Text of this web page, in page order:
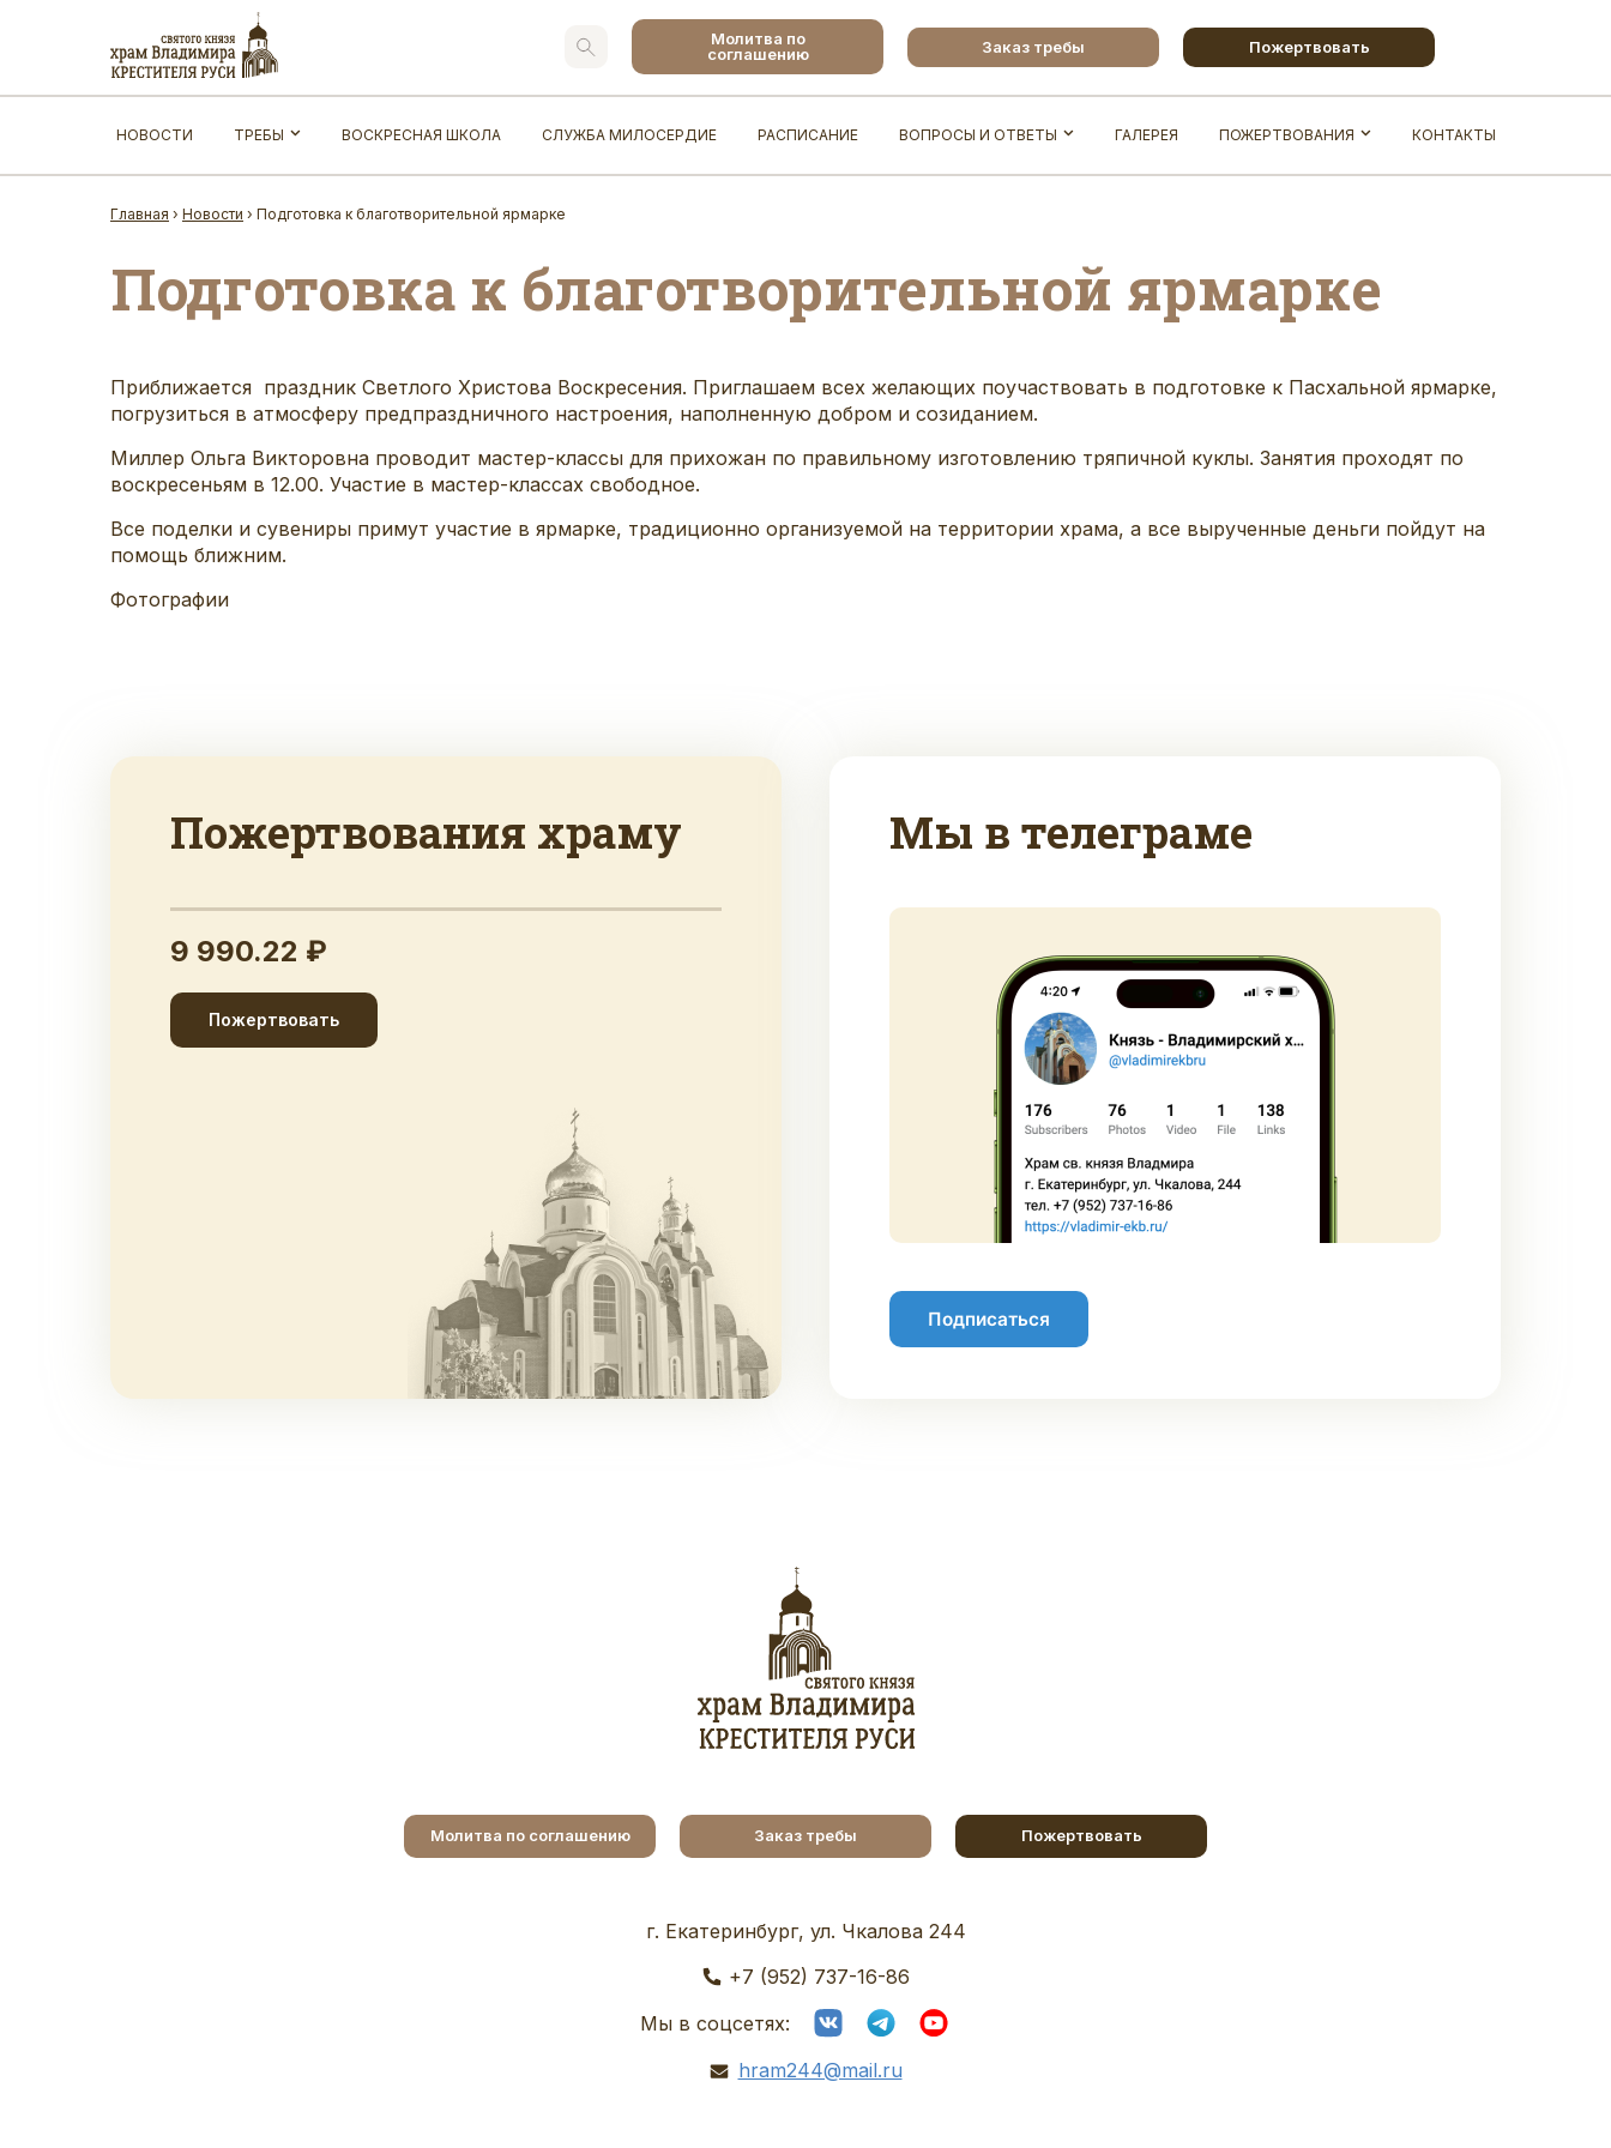
Молитва по
соглашению
Заказ требы Пожертвовать
НОВОСТИ ТРЕБЫ ВОСКРЕСНАЯ ШКОЛА СЛУЖБА МИЛОСЕРДИЕ РАСПИСАНИЕ ВОПРОСЫ И ОТВЕТЫ ГАЛЕРЕЯ ПОЖЕРТВОВАНИЯ КОНТАКТЫ
Главная › Новости › Подготовка к благотворительной ярмарке
Подготовка к благотворительной ярмарке
Приближается праздник Светлого Христова Воскресения. Приглашаем всех желающих поучаствовать в подготовке к Пасхальной ярмарке,
погрузиться в атмосферу предпраздничного настроения, наполненную добром и созиданием.
Миллер Ольга Викторовна проводит мастер-классы для прихожан по правильному изготовлению тряпичной куклы. Занятия проходят по
воскресеньям в 12.00. Участие в мастер-классах свободное.
Все поделки и сувениры примут участие в ярмарке, традиционно организуемой на территории храма, а все вырученные деньги пойдут на
помощь ближним.
Фотографии
Пожертвования храму
9 990.22 ₽
Пожертвовать
Мы в телеграме
Подписаться
Молитва по соглашению Заказ требы Пожертвовать
г. Екатеринбург, ул. Чкалова 244
+7 (952) 737-16-86
Мы в соцсетях:
hram244@mail.ru